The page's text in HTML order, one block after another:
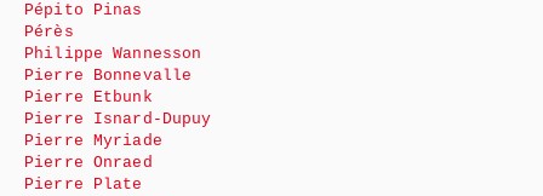
Pépito Pinas
Pérès
Philippe Wannesson
Pierre Bonnevalle
Pierre Etbunk
Pierre Isnard-Dupuy
Pierre Myriade
Pierre Onraed
Pierre Plate